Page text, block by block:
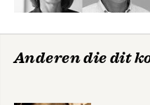
Anderen die dit